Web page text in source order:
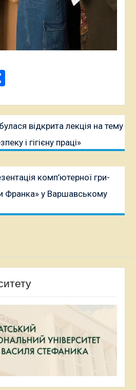
Поділитися
відкрита лекція на тему
і гігієну праці»
комп’ютерної гри-
Франка» у Варшавському